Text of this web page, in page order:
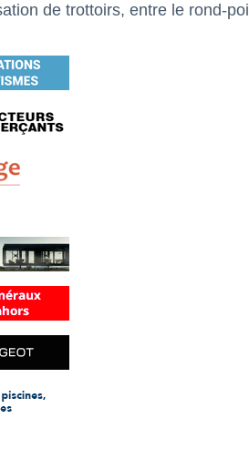
de trottoirs, entre le rond-